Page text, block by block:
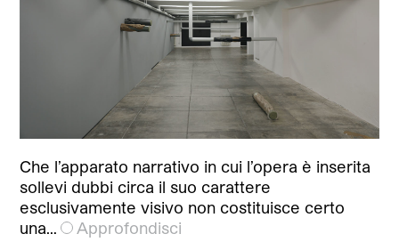
Che l’apparato narrativo in cui l’opera è inserita
sollevi dubbi circa il suo carattere
esclusivamente visivo non costituisce certo
una…
Approfondisci